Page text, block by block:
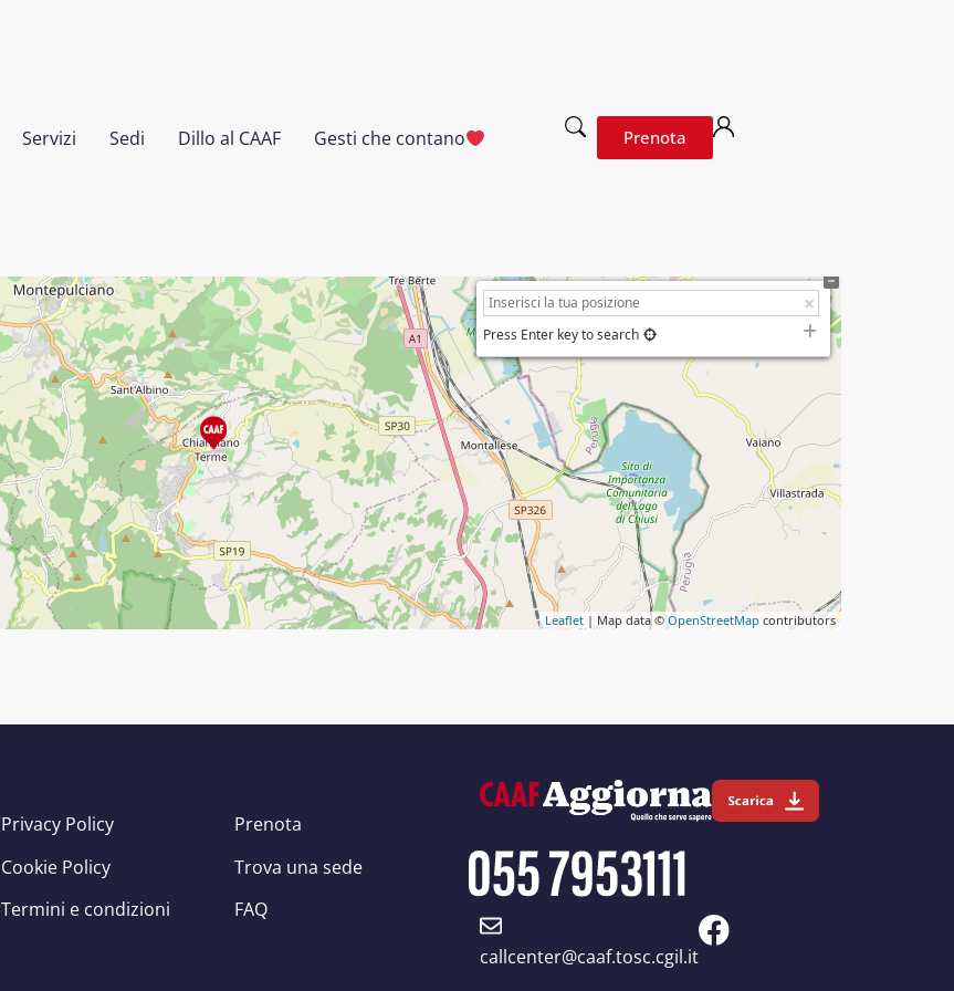
Servizi Sedi Dillo al CAAF Gesti che contano Prenota
Press Enter key to search
Leaflet | Map data © OpenStreetMap contributors
Privacy Policy
Cookie Policy
Termini e condizioni
Prenota
Trova una sede
FAQ
callcenter@caaf.tosc.cgil.it